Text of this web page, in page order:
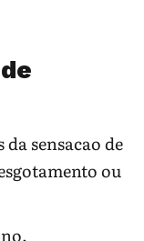
sensacao de
ou